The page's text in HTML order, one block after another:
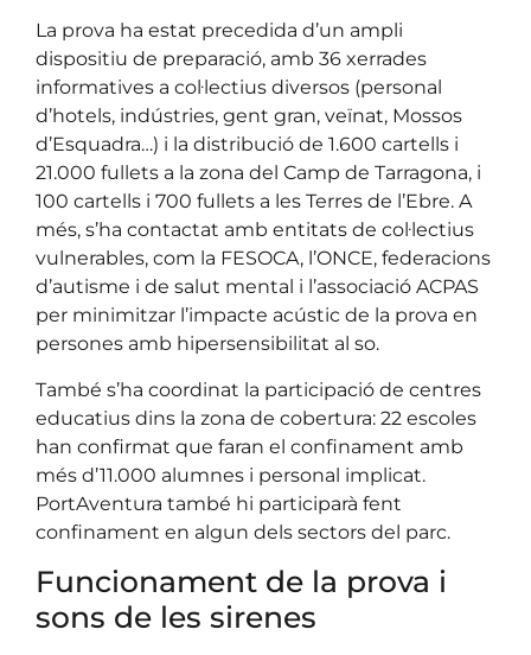
La prova ha estat precedida d’un ampli
dispositiu de preparació, amb 36 xerrades
informatives a col·lectius diversos (personal
d’hotels, indústries, gent gran, veïnat, Mossos
d’Esquadra…) i la distribució de 1.600 cartells i
21.000 fullets a la zona del Camp de Tarragona, i
100 cartells i 700 fullets a les Terres de l’Ebre. A
més, s’ha contactat amb entitats de col·lectius
vulnerables, com la FESOCA, l’ONCE, federacions
d’autisme i de salut mental i l’associació ACPAS
per minimitzar l’impacte acústic de la prova en
persones amb hipersensibilitat al so.
També s’ha coordinat la participació de centres
educatius dins la zona de cobertura: 22 escoles
han confirmat que faran el confinament amb
més d’11.000 alumnes i personal implicat.
PortAventura també hi participarà fent
confinament en algun dels sectors del parc.
Funcionament de la prova i
sons de les sirenes